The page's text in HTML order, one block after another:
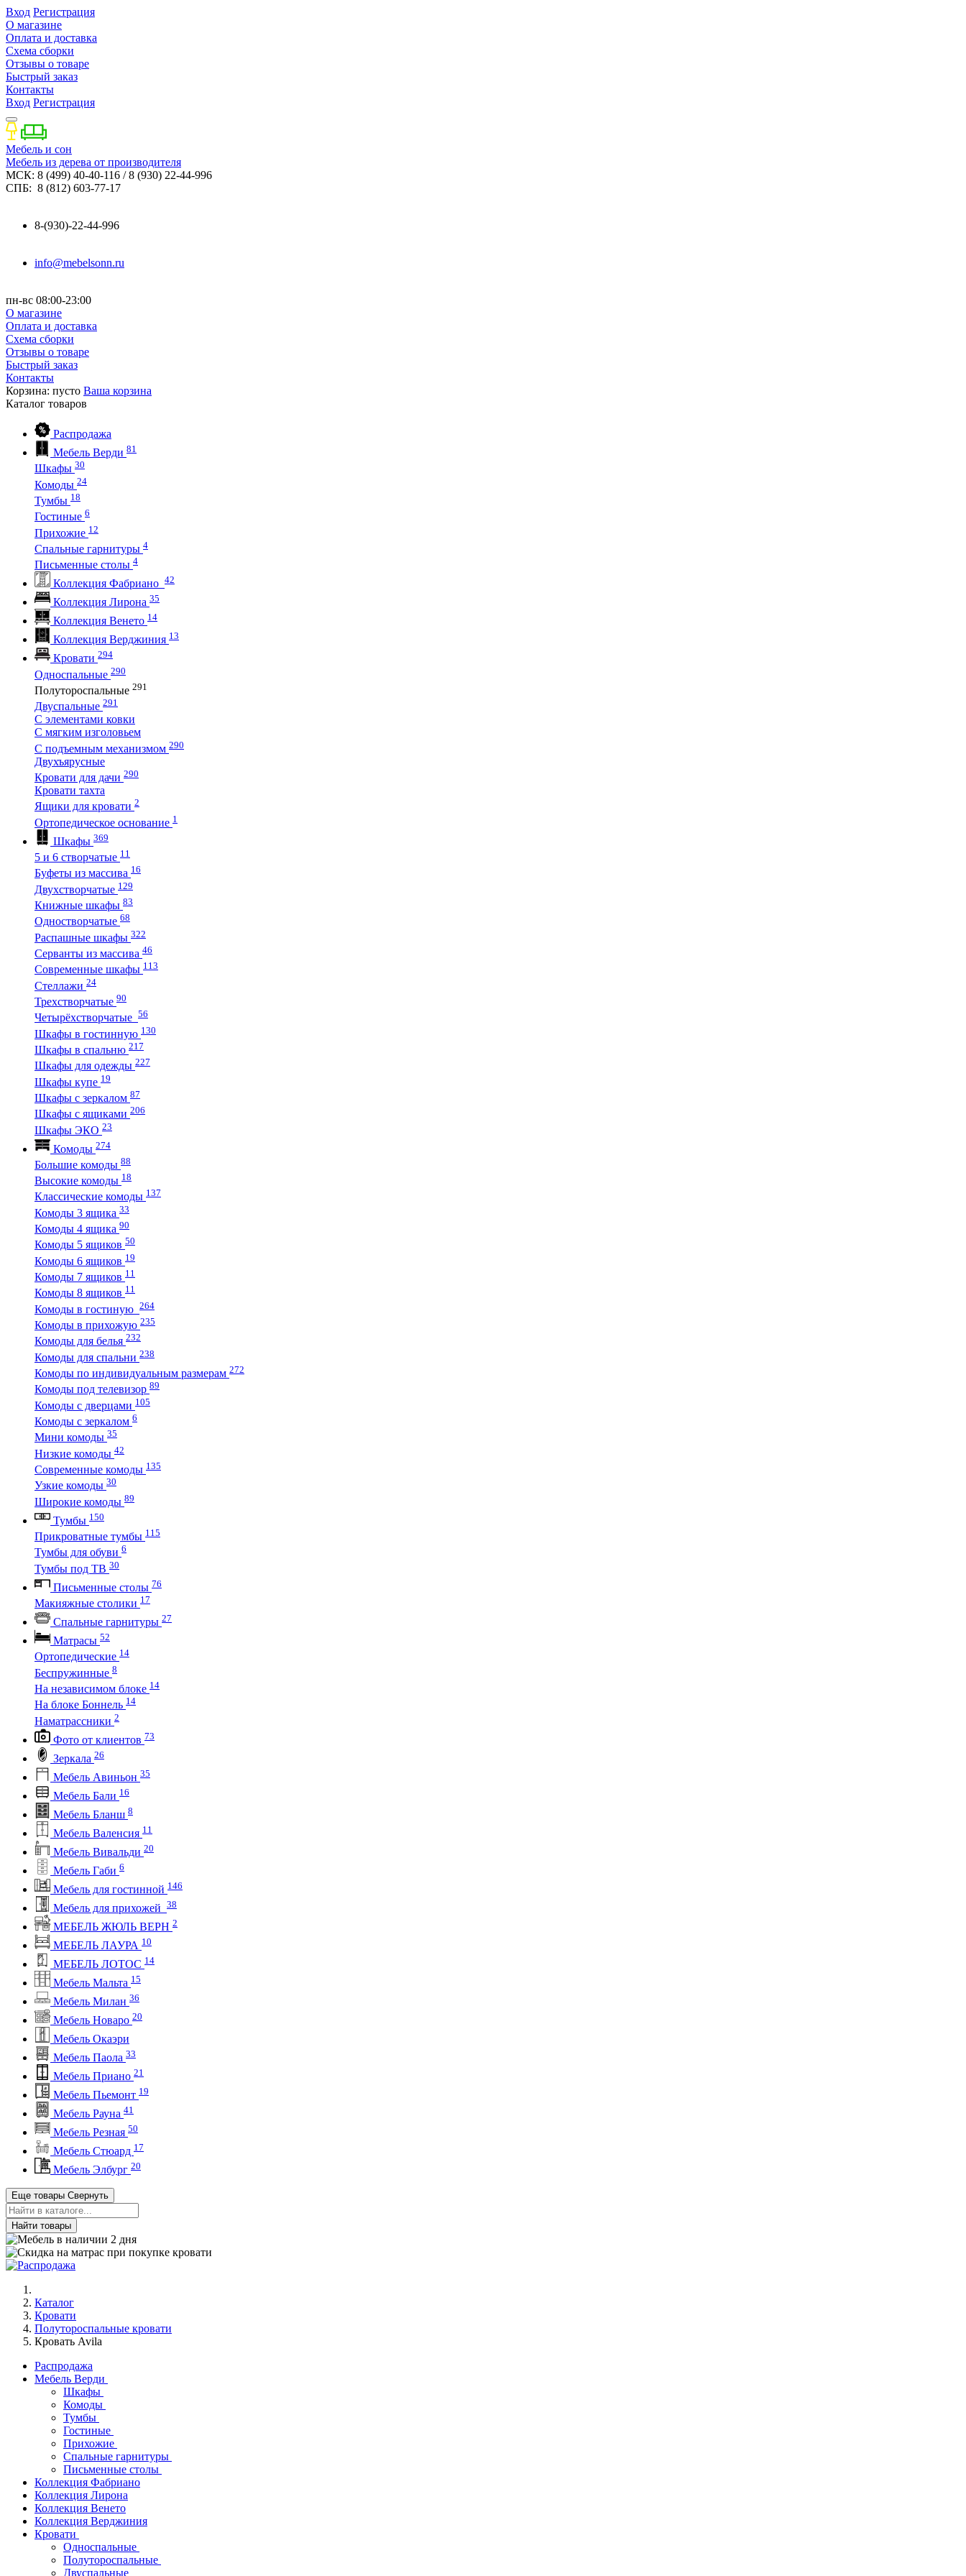
Вход Регистрация
О магазине
Оплата и доставка
Схема сборки
Отзывы о товаре
Быстрый заказ
Контакты
Вход Регистрация
Мебель и сон
Мебель из дерева от производителя
МСК: 8 (499) 40-40-116 / 8 (930) 22-44-996
СПБ: 8 (812) 603-77-17
8-(930)-22-44-996
info@mebelsonn.ru
пн-вс 08:00-23:00
О магазине
Оплата и доставка
Схема сборки
Отзывы о товаре
Быстрый заказ
Контакты
Корзина: пусто Ваша корзина
Каталог товаров
Распродажа
Мебель Верди 81
Шкафы 30
Комоды 24
Тумбы 18
Гостиные 6
Прихожие 12
Спальные гарнитуры 4
Письменные столы 4
Коллекция Фабриано 42
Коллекция Лирона 35
Коллекция Венето 14
Коллекция Верджиния 13
Кровати 294
Односпальные 290
Полутороспальные 291
Двуспальные 291
С элементами ковки
С мягким изголовьем
С подъемным механизмом 290
Двухъярусные
Кровати для дачи 290
Кровати тахта
Ящики для кровати 2
Ортопедическое основание 1
Шкафы 369
5 и 6 створчатые 11
Буфеты из массива 16
Двухстворчатые 129
Книжные шкафы 83
Одностворчатые 68
Распашные шкафы 322
Серванты из массива 46
Современные шкафы 113
Стеллажи 24
Трехстворчатые 90
Четырёхстворчатые 56
Шкафы в гостинную 130
Шкафы в спальню 217
Шкафы для одежды 227
Шкафы купе 19
Шкафы с зеркалом 87
Шкафы с ящиками 206
Шкафы ЭКО 23
Комоды 274
Большие комоды 88
Высокие комоды 18
Классические комоды 137
Комоды 3 ящика 33
Комоды 4 ящика 90
Комоды 5 ящиков 50
Комоды 6 ящиков 19
Комоды 7 ящиков 11
Комоды 8 ящиков 11
Комоды в гостиную 264
Комоды в прихожую 235
Комоды для белья 232
Комоды для спальни 238
Комоды по индивидуальным размерам 272
Комоды под телевизор 89
Комоды с дверцами 105
Комоды с зеркалом 6
Мини комоды 35
Низкие комоды 42
Современные комоды 135
Узкие комоды 30
Широкие комоды 89
Тумбы 150
Прикроватные тумбы 115
Тумбы для обуви 6
Тумбы под ТВ 30
Письменные столы 76
Макияжные столики 17
Спальные гарнитуры 27
Матрасы 52
Ортопедические 14
Беспружинные 8
На независимом блоке 14
На блоке Боннель 14
Наматрассники 2
Фото от клиентов 73
Зеркала 26
Мебель Авиньон 35
Мебель Бали 16
Мебель Бланш 8
Мебель Валенсия 11
Мебель Вивальди 20
Мебель Габи 6
Мебель для гостинной 146
Мебель для прихожей 38
МЕБЕЛЬ ЖЮЛЬ ВЕРН 2
МЕБЕЛЬ ЛАУРА 10
МЕБЕЛЬ ЛОТОС 14
Мебель Мальта 15
Мебель Милан 36
Мебель Новаро 20
Мебель Окаэри
Мебель Паола 33
Мебель Приано 21
Мебель Пьемонт 19
Мебель Рауна 41
Мебель Резная 50
Мебель Стюард 17
Мебель Элбург 20
Еще товары Свернуть
Найти товары
Каталог
Кровати
Полутороспальные кровати
Кровать Avila
Распродажа
Мебель Верди
Шкафы
Комоды
Тумбы
Гостиные
Прихожие
Спальные гарнитуры
Письменные столы
Коллекция Фабриано
Коллекция Лирона
Коллекция Венето
Коллекция Верджиния
Кровати
Односпальные
Полутороспальные
Двуспальные